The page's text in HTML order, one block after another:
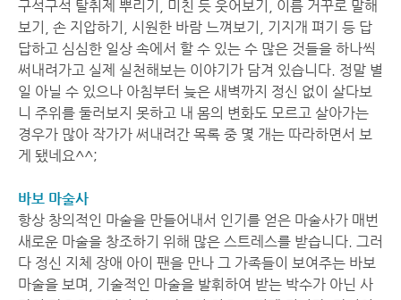
구석구석 탈취제 뿌리기, 미친 듯 웃어보기, 이름 거꾸로 말해
보기, 손 지압하기, 시원한 바람 느껴보기, 기지개 펴기 등 답
답하고 심심한 일상 속에서 할 수 있는 수 많은 것들을 하나씩
써내려가고 실제 실천해보는 이야기가 담겨 있습니다. 정말 별
일 아닐 수 있으나 아침부터 늦은 새벽까지 정신 없이 살다보
니 주위를 둘러보지 못하고 내 몸의 변화도 모르고 살아가는
경우가 많아 작가가 써내려간 목록 중 몇 개는 따라하면서 보
게 됐네요^^;
바보 마술사
항상 창의적인 마술을 만들어내서 인기를 얻은 마술사가 매번
새로운 마술을 창조하기 위해 많은 스트레스를 받습니다. 그러
다 정신 지체 장애 아이 팬을 만나 그 가족들이 보여주는 바보
마술을 보며, 기술적인 마술을 발휘하여 받는 박수가 아닌 사